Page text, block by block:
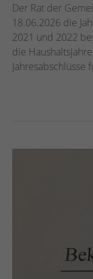
Der Rat der
18.06.2026 die
2021 und 2022
die Haushaltsjahre
Jahresabschlüsse
liegen in der Zeit
während der
In
Allgemeiner